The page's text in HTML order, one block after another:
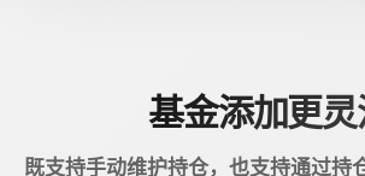
基金添加更
既支持手动维护持仓，也支持通过持